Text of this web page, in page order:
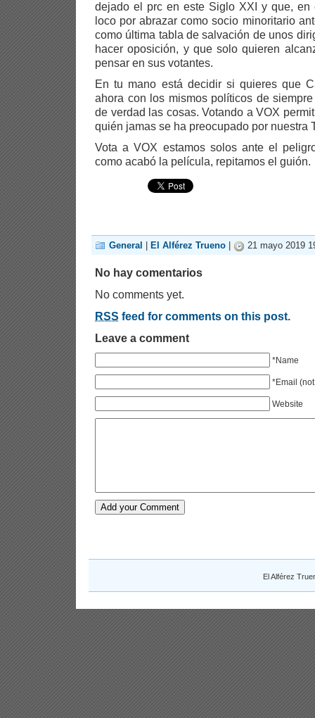
dejado el prc en este Siglo XXI y que, en
loco por abrazar como socio minoritario
como última tabla de salvación de unos
hacer oposición, y que solo quieren
pensar en sus votantes.
En tu mano está decidir si quieres que
ahora con los mismos políticos de
de verdad las cosas. Votando a VOX
quién jamas se ha preocupado por nuestra
Vota a VOX estamos solos ante el
como acabó la película, repitamos el guión.
General El Alférez Trueno 21 mayo 2019
No hay comentarios
No comments yet.
RSS feed for comments on this post.
Leave a comment
*Name
*Email
Website
El Alférez